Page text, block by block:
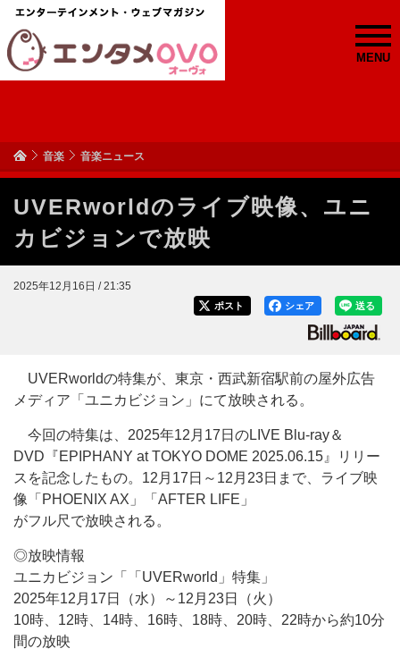
MENU
音楽 音楽ニュース
UVERworldのライブ映像、ユニ
カビジョンで放映
2025年12月16日 / 21:35
送る
シェア
ポスト
UVERworldの特集が、東京・西武新宿駅前の屋外広告
メディア「ユニカビジョン」にて放映される。
今回の特集は、2025年12月17日のLIVE Blu-ray＆
DVD『EPIPHANY at TOKYO DOME 2025.06.15』リリー
スを記念したもの。12月17日～12月23日まで、ライブ映
像「PHOENIX AX」「AFTER LIFE」
がフル尺で放映される。
◎放映情報
ユニカビジョン「「UVERworld」特集」
2025年12月17日（水）～12月23日（火）
10時、12時、14時、16時、18時、20時、22時から約10分
間の放映